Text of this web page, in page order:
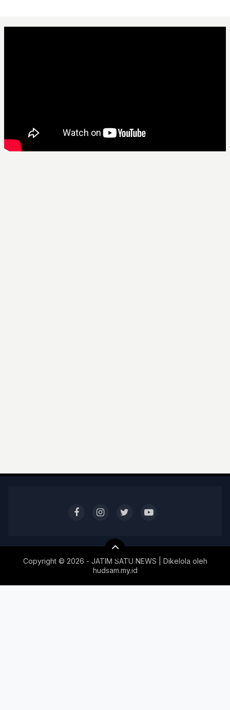
Copyright © 2026 - JATIM SATU NEWS | Dikelola oleh
hudsam.my.id